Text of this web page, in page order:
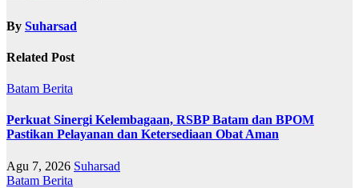
By Suharsad
Related Post
Batam Berita
Perkuat Sinergi Kelembagaan, RSBP Batam dan BPOM
Pastikan Pelayanan dan Ketersediaan Obat Aman
Agu 7, 2026 Suharsad
Batam Berita